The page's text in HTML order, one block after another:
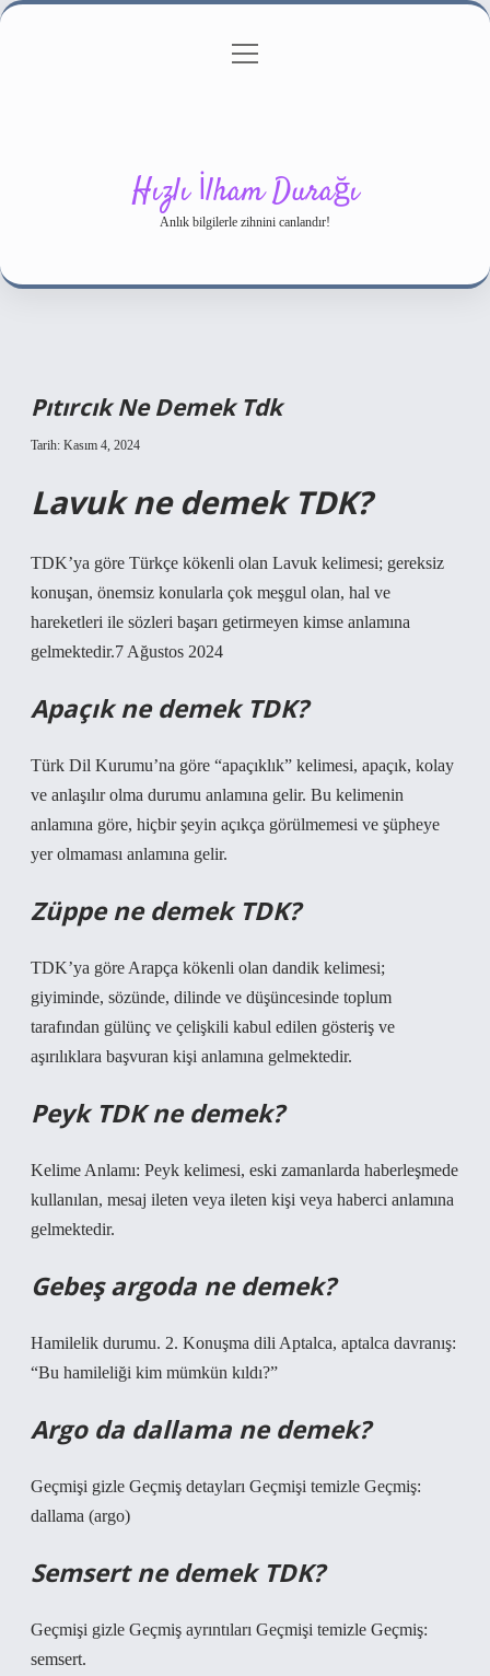
Gizlilik Politikası
menüyü
Hızlı İlham Durağı
Anlık bilgilerle zihnini canlandır!
Pıtırcık Ne Demek Tdk
Tarih: Kasım 4, 2024
Lavuk ne demek TDK?
TDK’ya göre Türkçe kökenli olan Lavuk kelimesi; gereksiz
konuşan, önemsiz konularla çok meşgul olan, hal ve
hareketleri ile sözleri başarı getirmeyen kimse anlamına
gelmektedir.7 Ağustos 2024
Apaçık ne demek TDK?
Türk Dil Kurumu’na göre “apaçıklık” kelimesi, apaçık, kolay
ve anlaşılır olma durumu anlamına gelir. Bu kelimenin
anlamına göre, hiçbir şeyin açıkça görülmemesi ve şüpheye
yer olmaması anlamına gelir.
Züppe ne demek TDK?
TDK’ya göre Arapça kökenli olan dandik kelimesi;
giyiminde, sözünde, dilinde ve düşüncesinde toplum
tarafından gülünç ve çelişkili kabul edilen gösteriş ve
aşırılıklara başvuran kişi anlamına gelmektedir.
Peyk TDK ne demek?
Kelime Anlamı: Peyk kelimesi, eski zamanlarda haberleşmede
kullanılan, mesaj ileten veya ileten kişi veya haberci anlamına
gelmektedir.
Gebeş argoda ne demek?
Hamilelik durumu. 2. Konuşma dili Aptalca, aptalca davranış:
“Bu hamileliği kim mümkün kıldı?”
Argo da dallama ne demek?
Geçmişi gizle Geçmiş detayları Geçmişi temizle Geçmiş:
dallama (argo)
Semsert ne demek TDK?
Geçmişi gizle Geçmiş ayrıntıları Geçmişi temizle Geçmiş:
semsert.